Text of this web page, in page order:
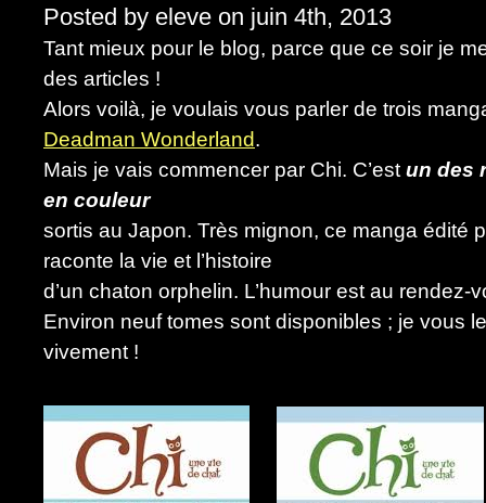
Posted by eleve on juin 4th, 2013
Tant mieux pour le blog, parce que ce soir je
des articles !
Alors voilà, je voulais vous parler de trois
Deadman Wonderland.
Mais je vais commencer par Chi. C’est un des
en couleur
sortis au Japon. Très mignon, ce manga édité
raconte la vie et l’histoire
d’un chaton orphelin. L’humour est au rendez-
Environ neuf tomes sont disponibles ; je vous
vivement !